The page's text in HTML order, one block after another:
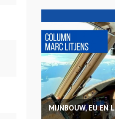
MIJNBOUW, EU EN